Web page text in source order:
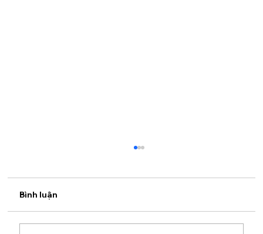
Bình luận